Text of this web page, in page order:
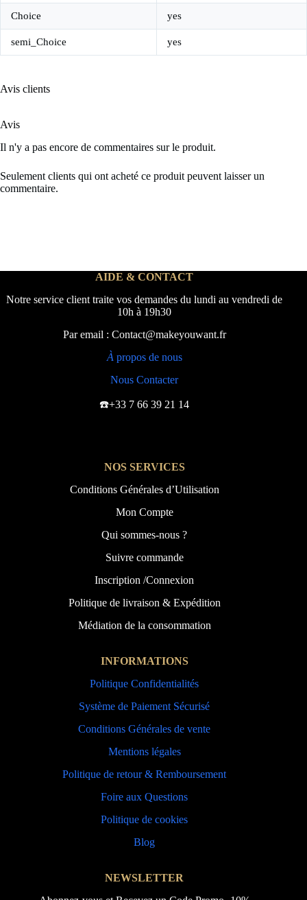
Choice yes
semi_Choice yes
Avis clients
Avis
Il n'y a pas encore de commentaires sur le produit.
Seulement clients qui ont acheté ce produit peuvent laisser un
commentaire.
AIDE & CONTACT
Notre service client traite vos demandes du lundi au vendredi de
10h à 19h30
Par email : Contact@makeyouwant.fr
À propos de nous
Nous Contacter
☎️+33 7 66 39 21 14
NOS SERVICES
Conditions Générales d’Utilisation
Mon Compte
Qui sommes-nous ?
Suivre commande
Inscription /Connexion
Politique de livraison & Expédition
Médiation de la consommation
INFORMATIONS
Politique Confidentialités
Système de Paiement Sécurisé
Conditions Générales de vente
Mentions légales
Politique de retour & Remboursement
Foire aux Questions
Politique de cookies
Blog
NEWSLETTER